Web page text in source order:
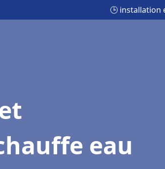
🕒 installation
eau